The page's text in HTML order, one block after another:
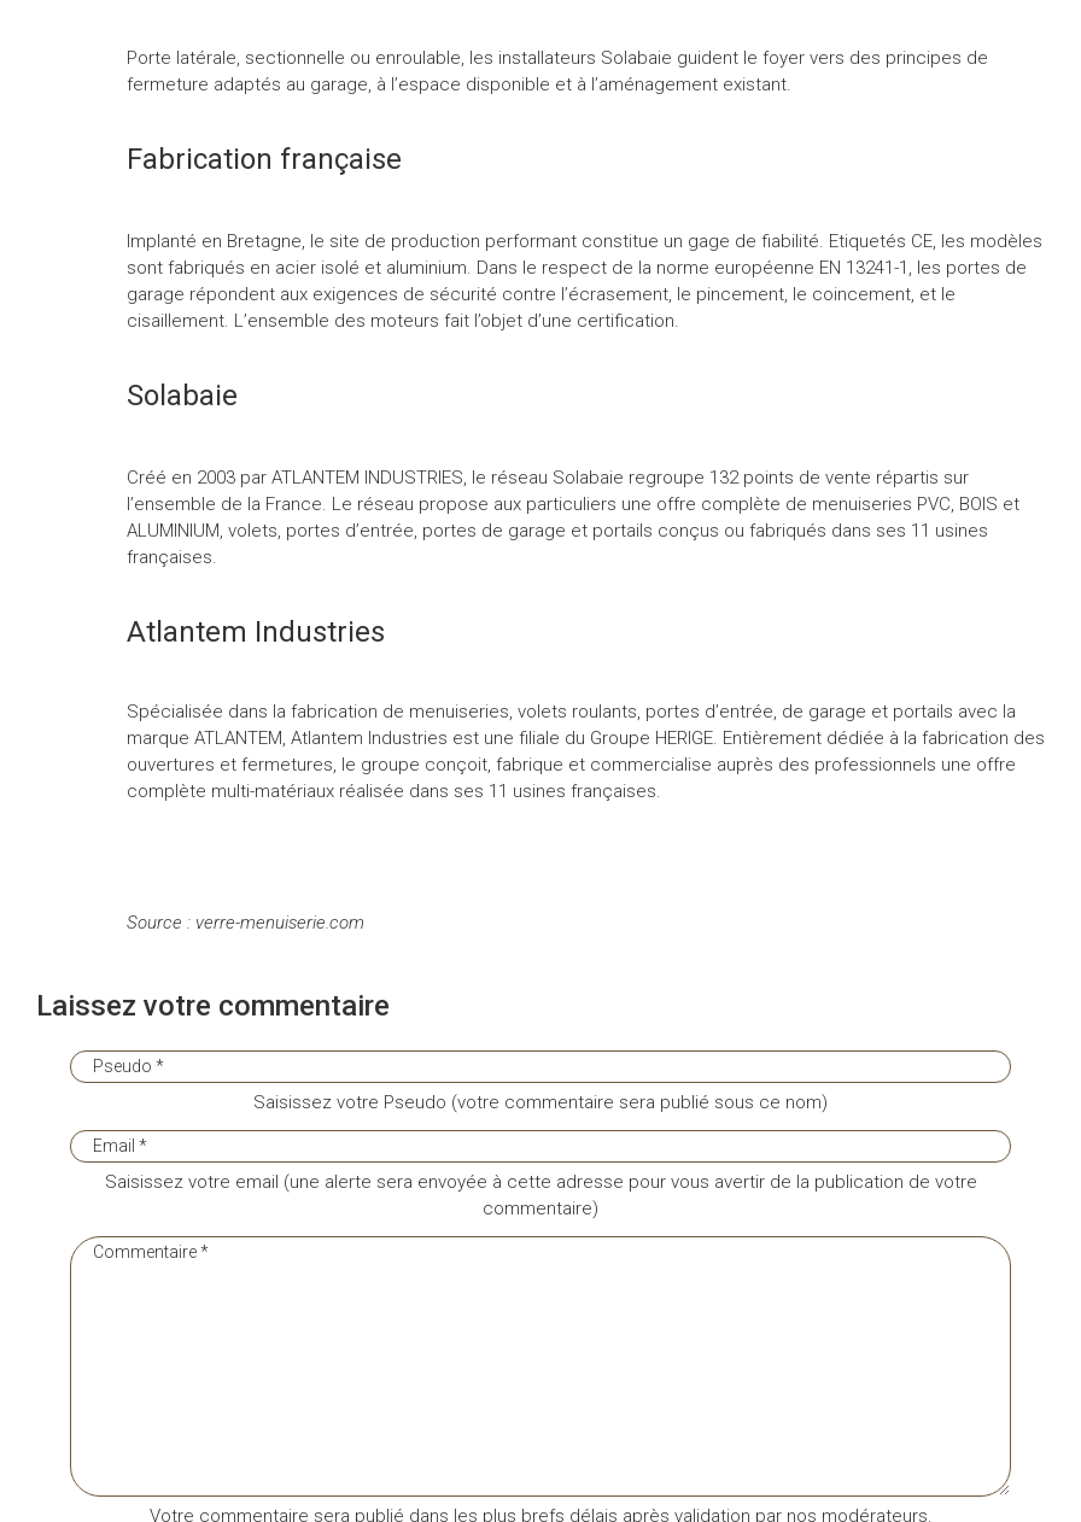
Porte latérale, sectionnelle ou enroulable, les installateurs Solabaie guident le foyer vers des principes de
fermeture adaptés au garage, à l’espace disponible et à l’aménagement existant.
Fabrication française
Implanté en Bretagne, le site de production performant constitue un gage de fiabilité. Etiquetés CE, les modèles
sont fabriqués en acier isolé et aluminium. Dans le respect de la norme européenne EN 13241-1, les portes de
garage répondent aux exigences de sécurité contre l’écrasement, le pincement, le coincement, et le
cisaillement. L’ensemble des moteurs fait l’objet d’une certification.
Solabaie
Créé en 2003 par ATLANTEM INDUSTRIES, le réseau Solabaie regroupe 132 points de vente répartis sur
l’ensemble de la France. Le réseau propose aux particuliers une offre complète de menuiseries PVC, BOIS et
ALUMINIUM, volets, portes d’entrée, portes de garage et portails conçus ou fabriqués dans ses 11 usines
françaises.
Atlantem Industries
Spécialisée dans la fabrication de menuiseries, volets roulants, portes d’entrée, de garage et portails avec la
marque ATLANTEM, Atlantem Industries est une filiale du Groupe HERIGE. Entièrement dédiée à la fabrication des
ouvertures et fermetures, le groupe conçoit, fabrique et commercialise auprès des professionnels une offre
complète multi-matériaux réalisée dans ses 11 usines françaises.
Source : verre-menuiserie.com
Laissez votre commentaire
Saisissez votre Pseudo (votre commentaire sera publié sous ce nom)
Saisissez votre email (une alerte sera envoyée à cette adresse pour vous avertir de la publication de votre
commentaire)
Votre commentaire sera publié dans les plus brefs délais après validation par nos modérateurs.